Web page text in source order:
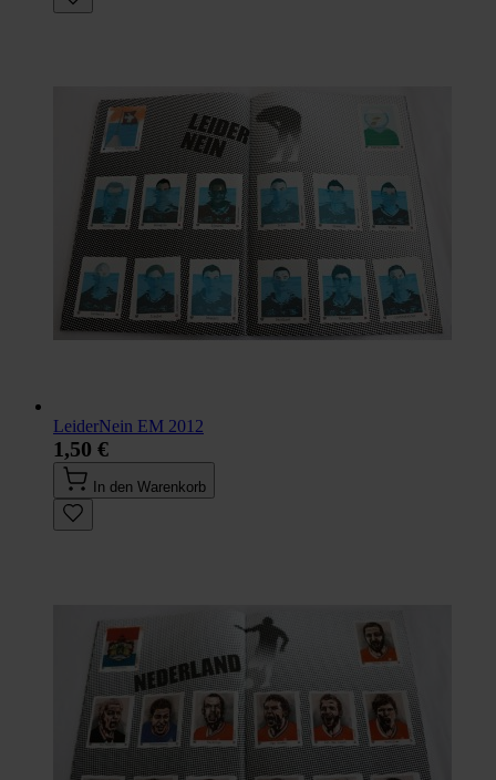
LeiderNein EM 2012
1,50 €
In den Warenkorb